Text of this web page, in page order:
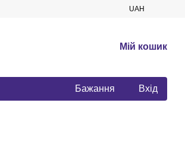
UAH
Мій кошик
Бажання Вхід